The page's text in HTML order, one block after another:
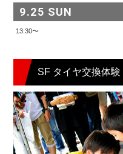
9.25 SUN
13:30〜
SF タイヤ交換体験